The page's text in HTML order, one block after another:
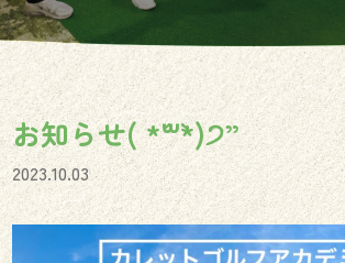
お知らせ( *´꒳`*)੭”
2023.10.03